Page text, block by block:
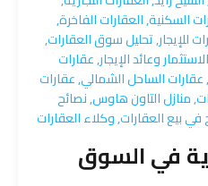
السكنية,العقارات الفاخرة,
للإيجار,تحليل سوق العقارات,
وعائد الإيجار,عقارات
,عقارات الساحل الشمالي,عقارات
,منازل التاون هاوس,نصائح
في بيع العقارات,وكلاء العقارات
في السوق